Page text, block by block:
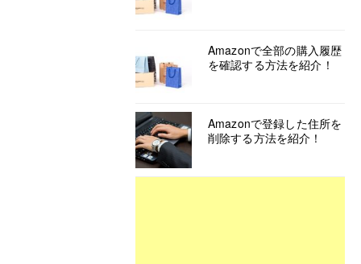
Amazonで全部の購入履歴
を確認する方法を紹介！
Amazonで登録した住所を
削除する方法を紹介！